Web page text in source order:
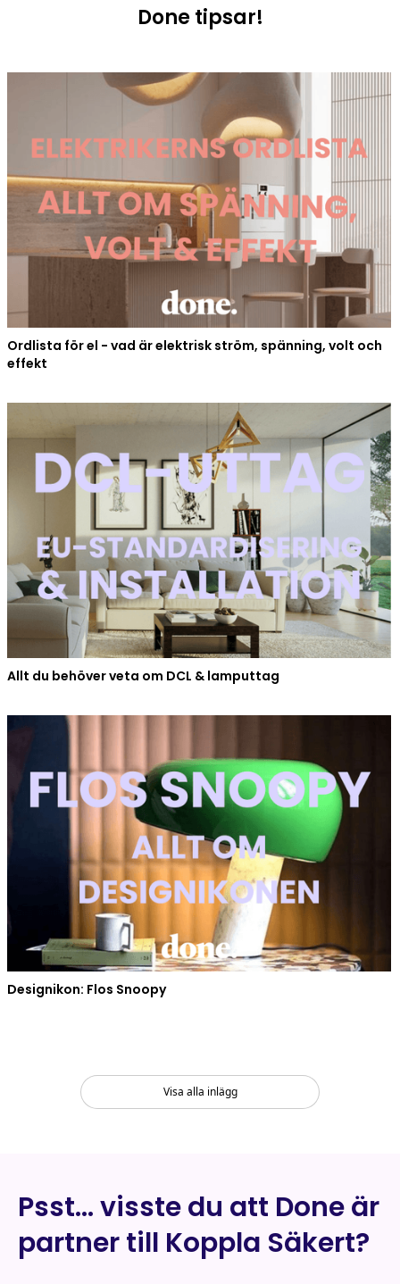
Done tipsar!
Ordlista för el - vad är elektrisk ström, spänning, volt och
effekt
Allt du behöver veta om DCL & lamputtag
Designikon: Flos Snoopy
Visa alla inlägg
Psst… visste du att Done är
partner till Koppla Säkert?